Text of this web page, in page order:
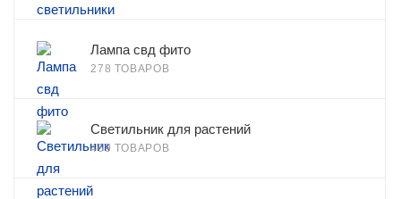
Лампа свд фито
278 ТОВАРОВ
Светильник для растений
469 ТОВАРОВ